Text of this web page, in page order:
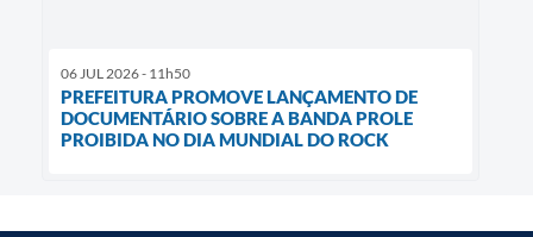
06 JUL 2026 - 11h50
PREFEITURA PROMOVE LANÇAMENTO DE
DOCUMENTÁRIO SOBRE A BANDA PROLE
PROIBIDA NO DIA MUNDIAL DO ROCK